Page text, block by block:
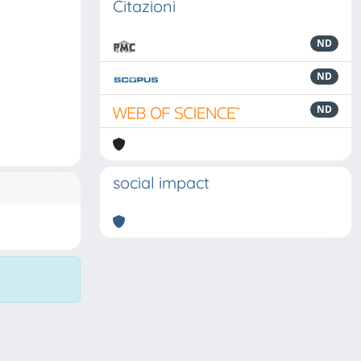
Citazioni
ND
ND
ND
social impact